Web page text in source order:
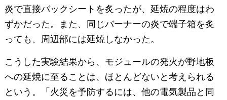
炎で直接バックシートを炙ったが、延焼の程度はわ
ずかだった。また、同じバーナーの炎で端子箱を炙
っても、周辺部には延焼しなかった。
こうした実験結果から、モジュールの発火が野地板
への延焼に至ることは、ほとんどないと考えられる
という。「火災を予防するには、他の電気製品と同